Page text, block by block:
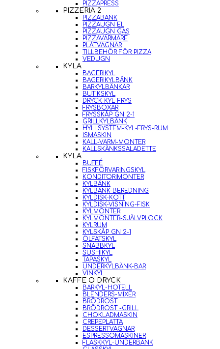
PIZZAPRESS
PIZZERIA 2
PIZZABÄNK
PIZZAUGN EL
PIZZAUGN GAS
PIZZAVÄRMARE
PLÅTVAGNAR
TILLBEHÖR FÖR PIZZA
VEDUGN
KYLA
BAGERIKYL
BAGERIKYLBÄNK
BARKYLBÄNKAR
BUTIKSKYL
DRYCK-KYL-FRYS
FRYSBOXAR
FRYSSKÅP GN 2-1
GRILLKYLBÄNK
HYLLSYSTEM-KYL-FRYS-RUM
ISMASKIN
KALL-VARM-MONTER
KALLSKÄNKSSALADETTE
KYLA
BUFFÉ
FISKFÖRVARINGSKYL
KONDITORIMONTER
KYLBÄNK
KYLBÄNK-BEREDNING
KYLDISK-KÖTT
KYLDISK-VISNING-FISK
KYLMONTER
KYLMONTER-SJÄLVPLOCK
KYLRUM
KYLSKÅP GN 2-1
ÖLFATSKYL
SNABBKYL
SUSHIKYL
TAPASKYL
UNDERKYLBÄNK-BAR
VINKYL
KAFFE O DRYCK
BARKYL-HOTELL
BLENDERS-MIXER
BRÖDROST
BRÖDROST -GRILL
CHOKLADMASKIN
CREPEPLATTA
DESSERTVAGNAR
ESPRESSOMASKINER
FLASKKYL-UNDERBÄNK